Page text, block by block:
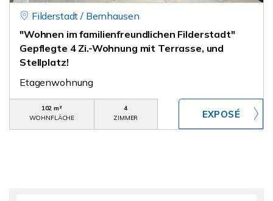
Filderstadt / Bernhausen
"Wohnen im familienfreundlichen Filderstadt"
Gepflegte 4 Zi.-Wohnung mit Terrasse, und
Stellplatz!
Etagenwohnung
102 m²
WOHNFLÄCHE
4
ZIMMER